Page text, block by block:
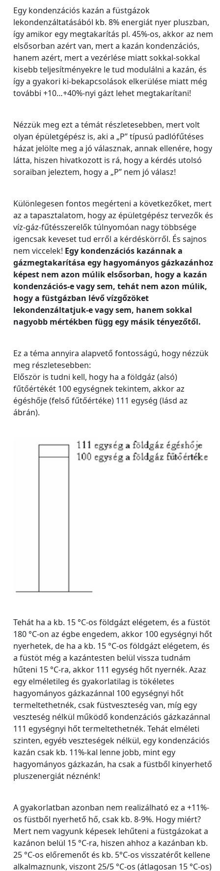
Egy kondenzációs kazán a füstgázok
lekondenzáltatásából kb. 8% energiát nyer pluszban,
így amikor egy megtakarítás pl. 45%-os, akkor az nem
elsősorban azért van, mert a kazán kondenzációs,
hanem azért, mert a vezérlése miatt sokkal-sokkal
kisebb teljesítményekre le tud modulálni a kazán, és
így a gyakori ki-bekapcsolások elkerülése miatt még
további +10…+40%-nyi gázt lehet megtakarítani!
Nézzük meg ezt a témát részletesebben, mert volt
olyan épületgépész is, aki a „P” típusú padlófűtéses
házat jelölte meg a jó válasznak, annak ellenére, hogy
látta, hiszen hivatkozott is rá, hogy a kérdés utolsó
soraiban jeleztem, hogy a „P” nem jó válasz!
Különlegesen fontos megérteni a következőket, mert
az a tapasztalatom, hogy az épületgépész tervezők és
víz-gáz-fűtésszerelők túlnyomóan nagy többsége
igencsak keveset tud erről a kérdéskörről. És sajnos
nem viccelek! Egy kondenzációs kazánnak a
gázmegtakarítása egy hagyományos gázkazánhoz
képest nem azon múlik elsősorban, hogy a kazán
kondenzációs-e vagy sem, tehát nem azon múlik,
hogy a füstgázban lévő vízgőzöket
lekondenzáltatjuk-e vagy sem, hanem sokkal
nagyobb mértékben függ egy másik tényezőtől.
Ez a téma annyira alapvető fontosságú, hogy nézzük
meg részletesebben:
Először is tudni kell, hogy ha a földgáz (alsó)
fűtőértékét 100 egységnek tekintem, akkor az
égéshője (felső fűtőértéke) 111 egység (lásd az
ábrán).
Tehát ha a kb. 15 °C-os földgázt elégetem, és a füstöt
180 °C-on az égbe engedem, akkor 100 egységnyi hőt
nyerhetek, de ha a kb. 15 °C-os földgázt elégetem, és
a füstöt még a kazántesten belül vissza tudnám
hűteni 15 °C-ra, akkor 111 egység hőt nyernék. Azaz
egy elméletileg és gyakorlatilag is tökéletes
hagyományos gázkazánnal 100 egységnyi hőt
termeltethetnék, csak füstveszteség van, míg egy
veszteség nélkül működő kondenzációs gázkazánnal
111 egységnyi hőt termeltethetnék. Tehát elméleti
szinten, egyéb veszteségek nélkül, egy kondenzációs
kazán csak kb. 11%-kal lenne jobb, mint egy
hagyományos gázkazán, ha csak a füstből kinyerhető
pluszenergiát néznénk!
A gyakorlatban azonban nem realizálható ez a +11%-
os füstből nyerhető hő, csak kb. 8-9%. Hogy miért?
Mert nem vagyunk képesek lehűteni a füstgázokat a
kazánon belül 15 °C-ra, hiszen ahhoz a kazánban kb.
25 °C-os előremenőt és kb. 5°C-os visszatérőt kellene
alkalmaznunk, viszont 25/5 °C-os (átlagosan 15 °C-os)